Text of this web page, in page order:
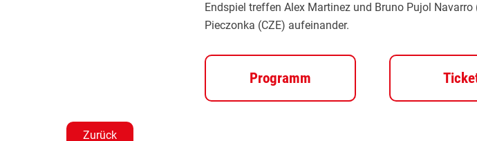
Endspiel treffen Alex Martinez und Bruno Pujol
Pieczonka (CZE) aufeinander.
Programm
Zurück